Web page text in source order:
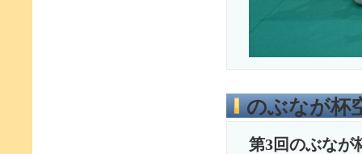
のぶなが杯
第3回のぶなが